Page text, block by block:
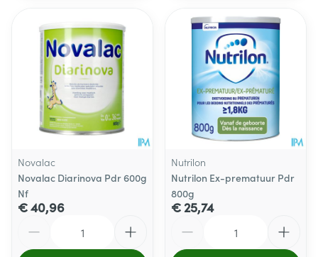
Novalac
Novalac Diarinova Pdr 600g
Nf
€ 40,96
Nutrilon
Nutrilon Ex-prematuur Pdr
800g
€ 25,74